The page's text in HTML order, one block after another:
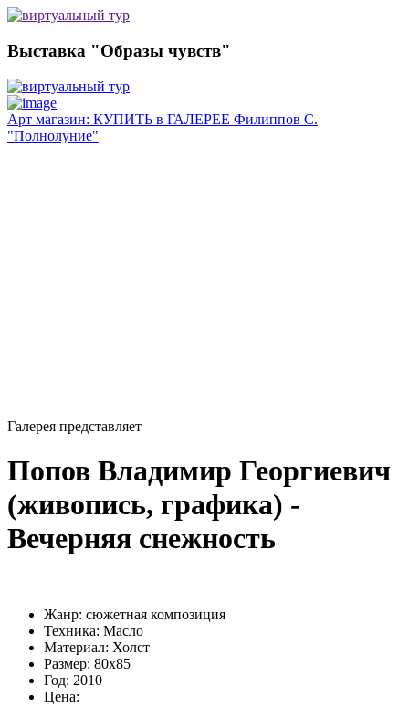
Выставка "Образы чувств"
Арт магазин: КУПИТЬ в ГАЛЕРЕЕ Филиппов С.
"Полнолуние"
Галерея представляет
Попов Владимир Георгиевич
(живопись, графика) -
Вечерняя снежность
Жанр: сюжетная композиция
Техника: Масло
Материал: Холст
Размер: 80х85
Год: 2010
Цена: